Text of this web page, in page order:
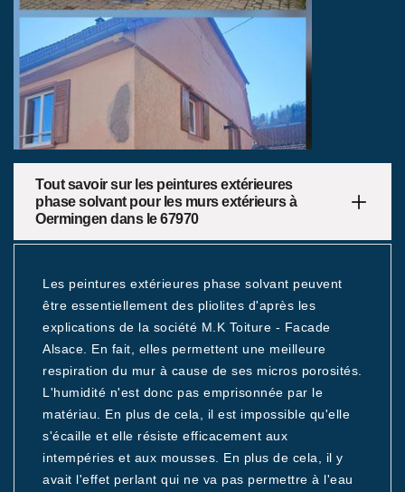
Tout savoir sur les peintures extérieures
phase solvant pour les murs extérieurs à
Oermingen dans le 67970
Les peintures extérieures phase solvant peuvent
être essentiellement des pliolites d'après les
explications de la société M.K Toiture - Facade
Alsace. En fait, elles permettent une meilleure
respiration du mur à cause de ses micros porosités.
L'humidité n'est donc pas emprisonnée par le
matériau. En plus de cela, il est impossible qu'elle
s'écaille et elle résiste efficacement aux
intempéries et aux mousses. En plus de cela, il y
avait l'effet perlant qui ne va pas permettre à l'eau